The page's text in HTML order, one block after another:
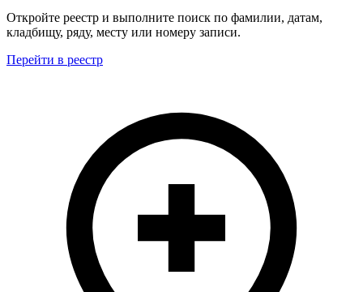
Откройте реестр и выполните поиск по фамилии, датам,
кладбищу, ряду, месту или номеру записи.
Перейти в реестр